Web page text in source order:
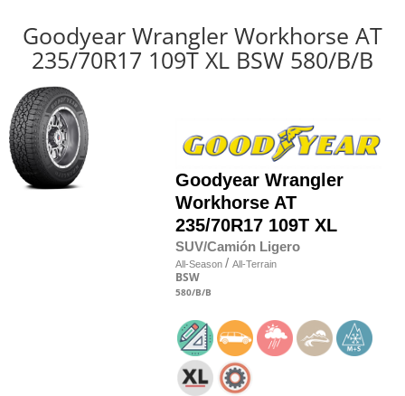
Goodyear Wrangler Workhorse AT
235/70R17 109T XL BSW 580/B/B
Goodyear Wrangler
Workhorse AT
235/70R17 109T XL
SUV/Camión Ligero
All-Season / All-Terrain
BSW
580/B/B